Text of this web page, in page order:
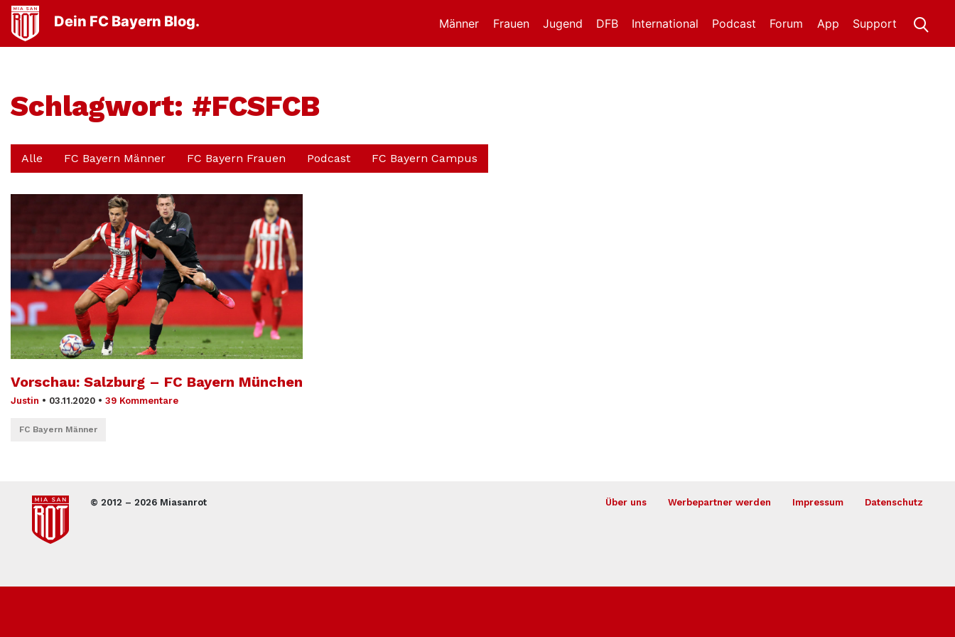
Dein FC Bayern Blog. Männer Frauen Jugend DFB International Support
App
Forum
Podcast
Schlagwort: #FCSFCB
Alle FC Bayern Männer FC Bayern Frauen Podcast FC Bayern Campus
Vorschau: Salzburg – FC Bayern München
Justin • 03.11.2020 • 39 Kommentare
FC Bayern Männer
© 2012 – 2026 Miasanrot Über uns Werbepartner werden Impressum Datenschutz